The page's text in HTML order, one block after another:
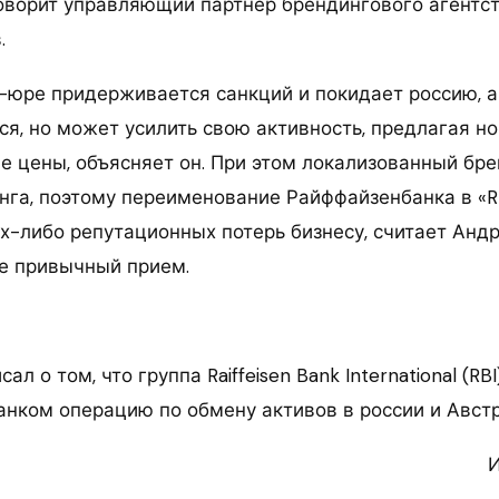
юре придерживается санкций и покидает россию,
но может усилить свою активность, предлагая
цены, объясняет он. При этом локализованный
поэтому переименование Райффайзенбанка в
либо репутационных потерь бизнесу, считает
привычный прием.
о том, что группа Raiffeisen Bank International
операцию по обмену активов в россии и